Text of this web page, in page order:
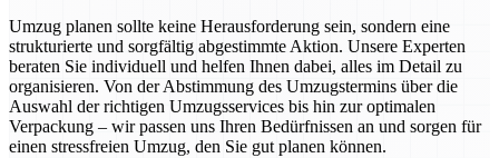
Umzug planen sollte keine Herausforderung sein, sondern eine
strukturierte und sorgfältig abgestimmte Aktion. Unsere Experten
beraten Sie individuell und helfen Ihnen dabei, alles im Detail zu
organisieren. Von der Abstimmung des Umzugstermins über die
Auswahl der richtigen Umzugsservices bis hin zur optimalen
Verpackung – wir passen uns Ihren Bedürfnissen an und sorgen für
einen stressfreien Umzug, den Sie gut planen können.